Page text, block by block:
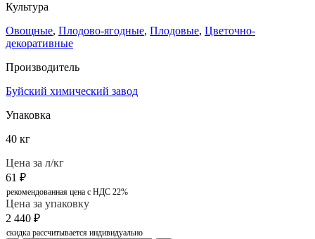
Культура
Овощные, Плодово-ягодные, Плодовые, Цветочно-
декоративные
Производитель
Буйский химический завод
Упаковка
40 кг
Цена за л/кг
61 ₽
рекомендованная цена с НДС 22%
Цена за упаковку
2 440 ₽
скидка рассчитывается индивидуально